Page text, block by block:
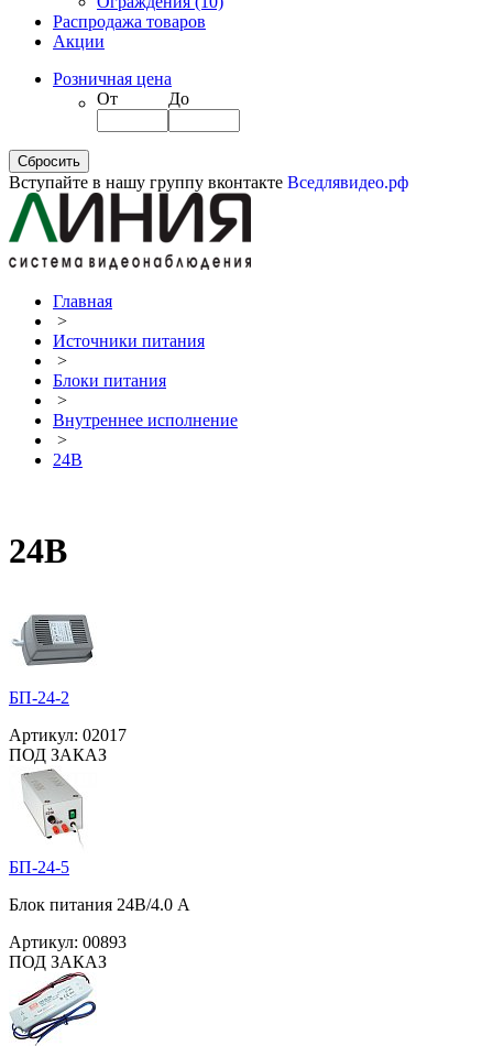
Распродажа товаров
Акции
Розничная цена
От
До
Вступайте в нашу группу вконтакте Вседлявидео.рф
Главная
>
Источники питания
>
Блоки питания
>
Внутреннее исполнение
>
24В
24В
БП-24-2
Артикул: 02017
ПОД ЗАКАЗ
БП-24-5
Блок питания 24В/4.0 А
Артикул: 00893
ПОД ЗАКАЗ